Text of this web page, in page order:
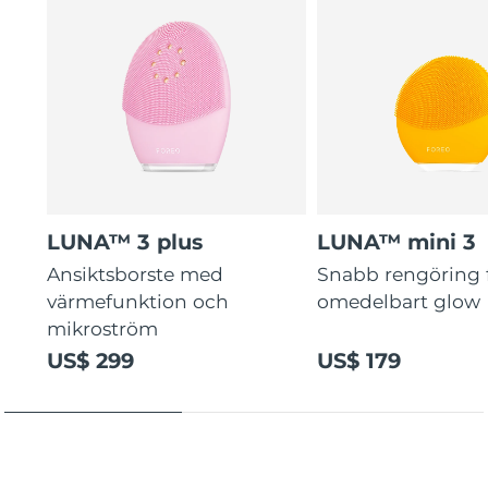
LUNA™ 3 plus
Ansiktsborste med
värmefunktion och
mikroström
US$ 299
LUNA™ mini 3
Snabb rengöring
omedelbart glow
US$ 179